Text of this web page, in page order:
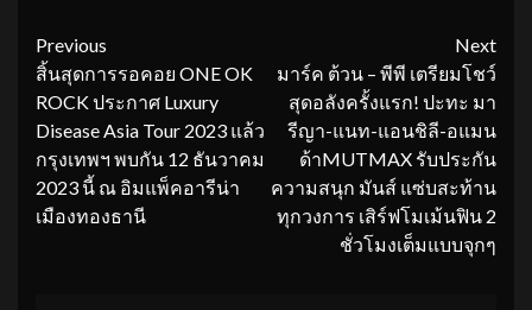
Continue
Reading
Previous
สิ้นสุดการรอคอย ONE OK
ROCK ประกาศ Luxury
Disease Asia Tour 2023 แล้ว
กรุงเทพฯ พบกัน 12 ธันวาคม
2023 นี้ ณ อิมแพ็คอารีน่า
เมืองทองธานี
Next
มาร์ค ต้วน – พีพี เตรียมโชว์
สุดอลังครั้งแรก! ปะทะ มา
รีญา-แนท-แอนชิลี-อแมน
ด้าMUTMAX รับประกัน
ความสนุก มันส์ แซ่บสะท้าน
ทุกวงการ เสิร์ฟโมเม้นฟิน 2
ชั่วโมงเต็มแบบจุกๆ